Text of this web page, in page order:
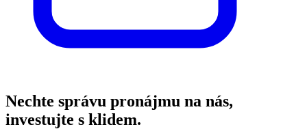
Nechte správu pronájmu na nás,
investujte s klidem.